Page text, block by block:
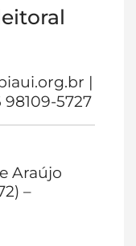
|
98109-5727
Araújo
–